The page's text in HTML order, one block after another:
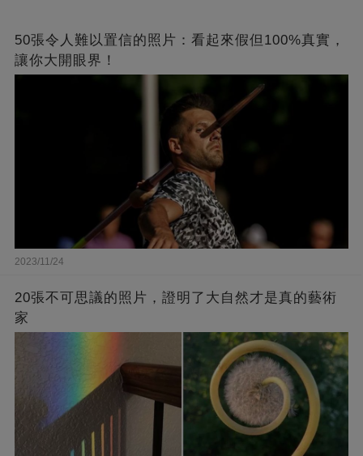
50張令人難以置信的照片：看起來假但100%真實，
讓你大開眼界！
2023/11/24
20張不可思議的照片，證明了大自然才是真的藝術
家